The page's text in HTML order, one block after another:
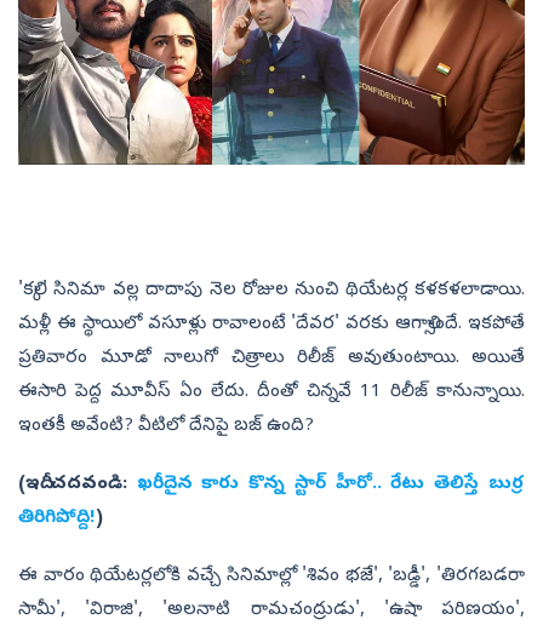
'కల్కి' సినిమా వల్ల దాదాపు నెల రోజుల నుంచి థియేటర్ల కళకళలాడాయి.
మళ్లీ ఈ స్థాయిలో వసూళ్లు రావాలంటే 'దేవర' వరకు ఆగాల్సిందే. ఇకపోతే
ప్రతివారం మూడో నాలుగో చిత్రాలు రిలీజ్ అవుతుంటాయి. అయితే
ఈసారి పెద్ద మూవీస్ ఏం లేదు. దీంతో చిన్నవే 11 రిలీజ్ కానున్నాయి.
ఇంతకీ అవేంటి? వీటిలో దేనిపై బజ్ ఉంది?
(ఇదీ చదవండి: ఖరీదైన కారు కొన్న స్టార్ హీరో.. రేటు తెలిస్తే బుర్ర
తిరిగిపోద్ది!)
ఈ వారం థియేటర్లలోకి వచ్చే సినిమాల్లో 'శివం భజే', 'బడ్డీ', 'తిరగబడరా
సామీ', 'విరాజి', 'అలనాటి రామచంద్రుడు', 'ఉషా పరిణయం',